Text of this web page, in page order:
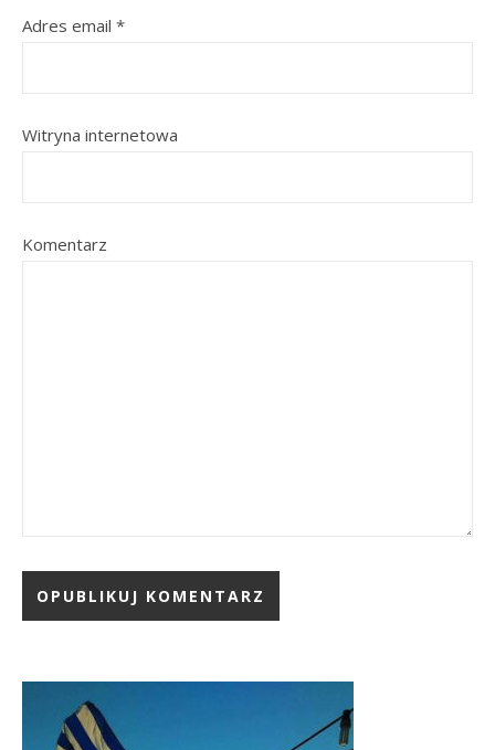
Adres email *
Witryna internetowa
Komentarz